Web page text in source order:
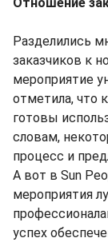
Разделились
заказчиков к
мероприятие
отметила, что
готовы
словам,
процесс и
А вот в Sun
мероприятия
успех